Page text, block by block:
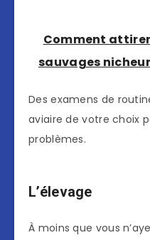
Comment
sauvages
Des examens de
aviaire de votre choix
problèmes.
L’élevage
À moins que vous